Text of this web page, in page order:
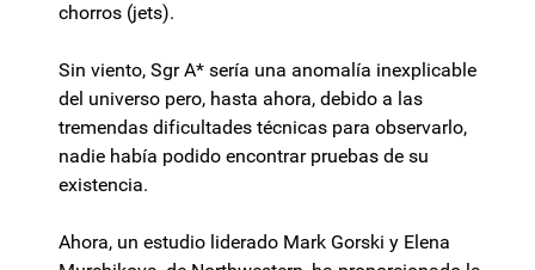
chorros (jets).
Sin viento, Sgr A* sería una anomalía inexplicable
del universo pero, hasta ahora, debido a las
tremendas dificultades técnicas para observarlo,
nadie había podido encontrar pruebas de su
existencia.
Ahora, un estudio liderado Mark Gorski y Elena